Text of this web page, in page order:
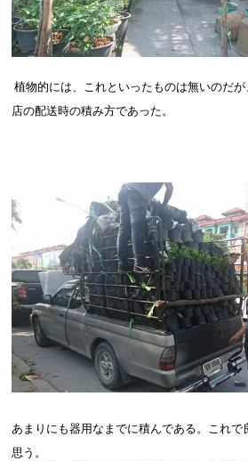
植物的には、これといったものは無いのだ
店の配送時の積み方であった。
あまりにも器用なまでに積んである。これで
思う。